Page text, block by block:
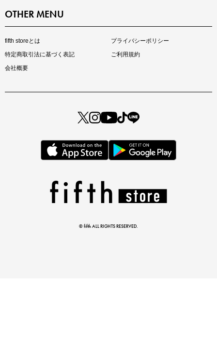
マストバイアイテム
この夏の主役確定！
OTHER MENU
fifth storeとは
プライバシーポリシー
特定商取引法に基づく表記
ご利用規約
会社概要
© fifth ALL RIGHTS RESERVED.